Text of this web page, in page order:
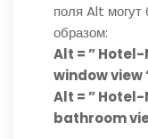
поля Alt
образом:
Alt = ”
window view
Alt = ”
bathroom